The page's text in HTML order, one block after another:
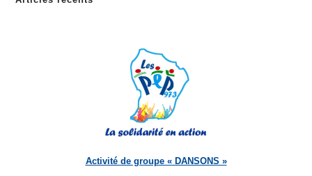
Activité de groupe « DANSONS »